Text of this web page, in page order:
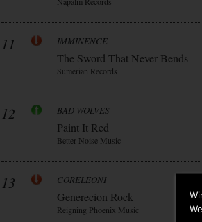
11 IMMINENCE
The Sword That Never Bends
Sumerian Records
12 BAD WOLVES
Paint It Red
Better Noise Music
13 CORELEONI
Generecion Rock
Reigning Phoenix Music